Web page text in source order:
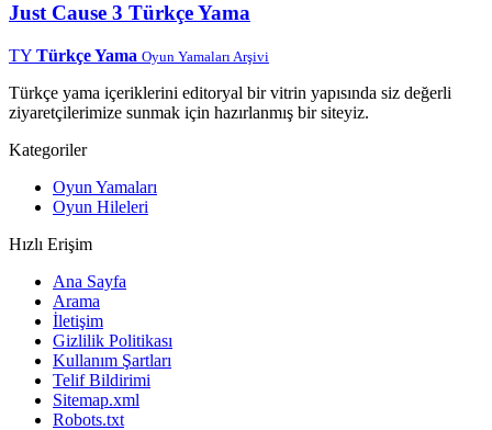
Just Cause 3 Türkçe Yama
TY Türkçe Yama Oyun Yamaları Arşivi
Türkçe yama içeriklerini editoryal bir vitrin yapısında siz değerli
ziyaretçilerimize sunmak için hazırlanmış bir siteyiz.
Kategoriler
Oyun Yamaları
Oyun Hileleri
Hızlı Erişim
Ana Sayfa
Arama
İletişim
Gizlilik Politikası
Kullanım Şartları
Telif Bildirimi
Sitemap.xml
Robots.txt